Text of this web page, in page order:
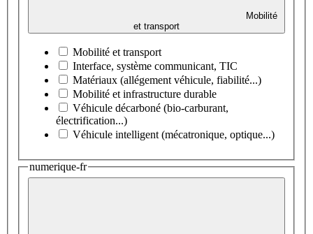
Mobilité
et transport
Mobilité et transport
Interface, système communicant, TIC
Matériaux (allégement véhicule, fiabilité...)
Mobilité et infrastructure durable
Véhicule décarboné (bio-carburant,
électrification...)
Véhicule intelligent (mécatronique, optique...)
numerique-fr